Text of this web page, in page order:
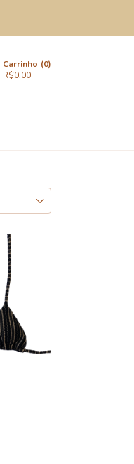
Carrinho (0)
R$0,00